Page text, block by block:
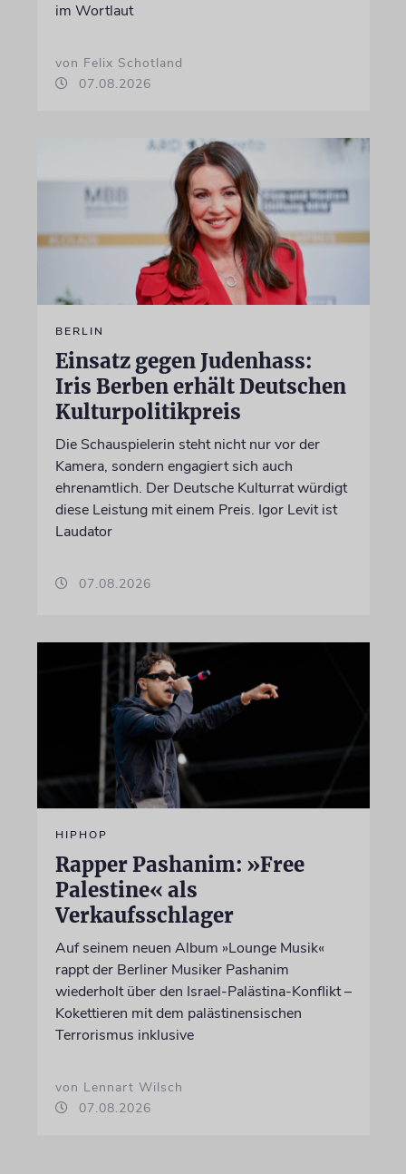
im Wortlaut
von Felix Schotland
07.08.2026
BERLIN
Einsatz gegen Judenhass:
Iris Berben erhält Deutschen
Kulturpolitikpreis
Die Schauspielerin steht nicht nur vor der
Kamera, sondern engagiert sich auch
ehrenamtlich. Der Deutsche Kulturrat würdigt
diese Leistung mit einem Preis. Igor Levit ist
Laudator
07.08.2026
HIPHOP
Rapper Pashanim: »Free
Palestine« als
Verkaufsschlager
Auf seinem neuen Album »Lounge Musik«
rappt der Berliner Musiker Pashanim
wiederholt über den Israel-Palästina-Konflikt –
Kokettieren mit dem palästinensischen
Terrorismus inklusive
von Lennart Wilsch
07.08.2026